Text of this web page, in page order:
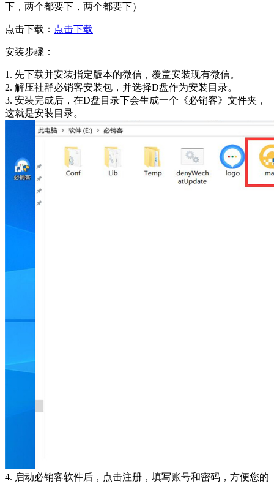
下，两个都要下，两个都要下）
点击下载： 点击下载
安装步骤：
1. 先下载并安装指定版本的微信，覆盖安装现有微信。
2. 解压社群必销客安装包，并选择D盘作为安装目录。
3. 安装完成后，在D盘目录下会生成一个《必销客》文件夹，
这就是安装目录。
4. 启动必销客软件后，点击注册，填写账号和密码，方便您的